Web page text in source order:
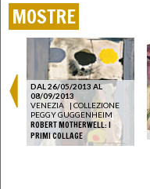
MOSTRE
DAL 26/05/2013 AL
08/09/2013
VENEZIA
| COLLEZIONE
PEGGY GUGGENHEIM
ROBERT MOTHERWELL: I
PRIMI COLLAGE